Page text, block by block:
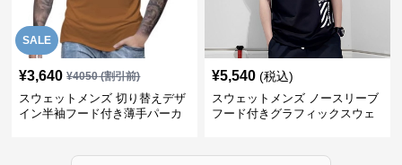
SALE
¥3,640 ¥4050(割引前)
スウェットメンズ 切り替えデザ
イン半袖フード付き薄手パーカ
¥5,540 (税込)
スウェットメンズ ノースリーブ
フード付きグラフィックスウェ